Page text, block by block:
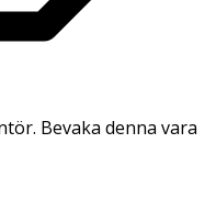
Bevaka denna vara